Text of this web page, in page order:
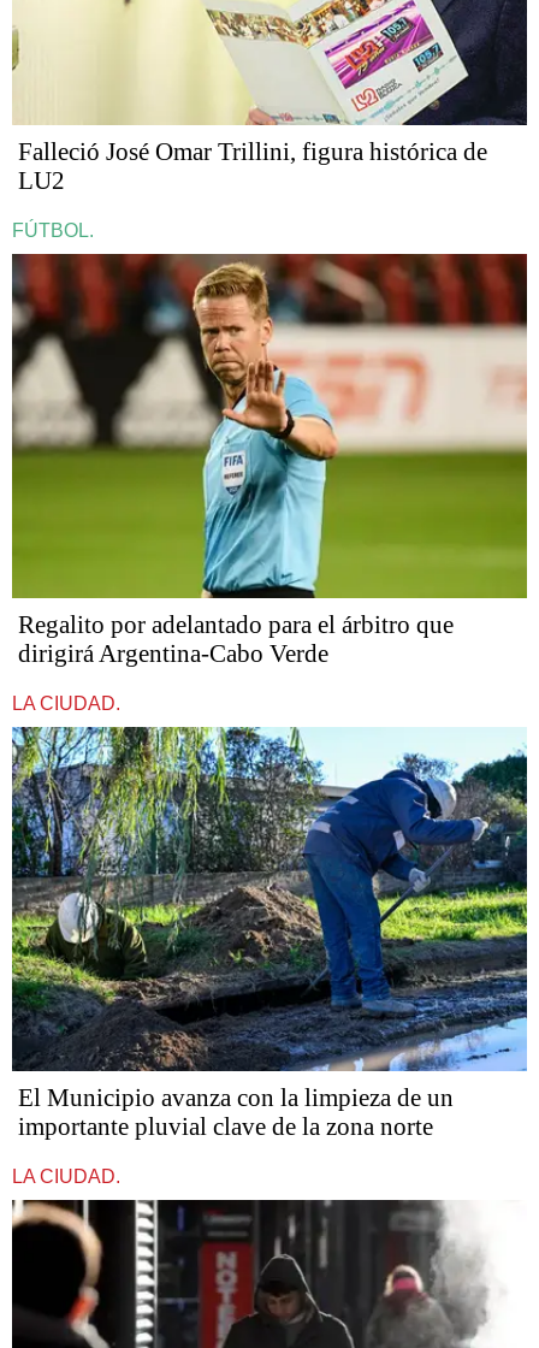
Falleció José Omar Trillini, figura histórica de
LU2
FÚTBOL.
Regalito por adelantado para el árbitro que
dirigirá Argentina-Cabo Verde
LA CIUDAD.
El Municipio avanza con la limpieza de un
importante pluvial clave de la zona norte
LA CIUDAD.